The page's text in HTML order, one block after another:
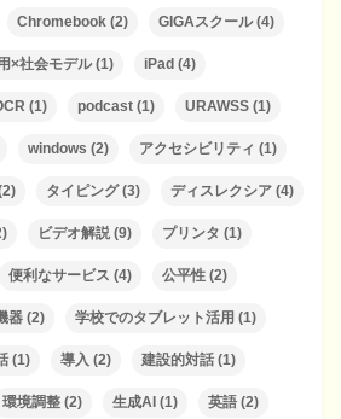
Chromebook (2) GIGAスクール(4)
×社会モデル(1) iPad (4)
(1) podcast (1) URAWSS (1)
windows (2) アクセシビリティ (1)
タイピング(3) ディスレクシア (4)
ビデオ解説(9) プリンタ (1)
便利なサービス (4) 公平性 (2)
器 (2) 学校でのタブレット活用 (1)
(1) 導入 (2) 建設的対話 (1)
環境調整 (2) 生成AI (1) 英語 (2)